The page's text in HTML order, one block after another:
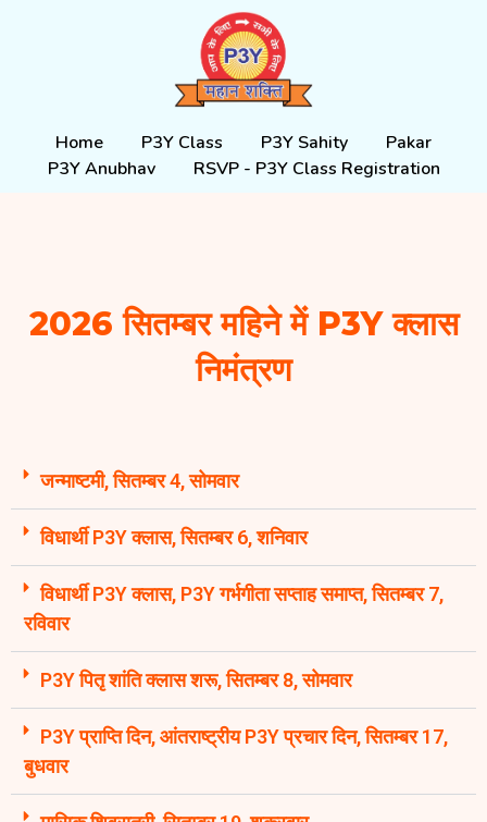
Home P3Y Class P3Y Sahity
Pakar
P3Y Anubhav
RSVP - P3Y Class Registration
2026 सितम्बर महिने में P3Y क्लास
निमंत्रण
जन्माष्टमी, सितम्बर 4, सोमवार
विधार्थी P3Y क्लास, सितम्बर 6, शनिवार
विधार्थी P3Y क्लास, P3Y गर्भगीता सप्ताह समाप्त, सितम्बर 7,
रविवार
P3Y पितृ शांति क्लास शरू, सितम्बर 8, सोमवार
P3Y प्राप्ति दिन, आंतराष्ट्रीय P3Y प्रचार दिन, सितम्बर 17,
बुधवार